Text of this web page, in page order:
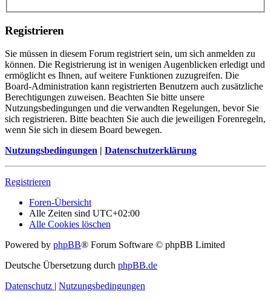
Registrieren
Sie müssen in diesem Forum registriert sein, um sich anmelden zu
können. Die Registrierung ist in wenigen Augenblicken erledigt und
ermöglicht es Ihnen, auf weitere Funktionen zuzugreifen. Die
Board-Administration kann registrierten Benutzern auch zusätzliche
Berechtigungen zuweisen. Beachten Sie bitte unsere
Nutzungsbedingungen und die verwandten Regelungen, bevor Sie
sich registrieren. Bitte beachten Sie auch die jeweiligen Forenregeln,
wenn Sie sich in diesem Board bewegen.
Nutzungsbedingungen | Datenschutzerklärung
Registrieren
Foren-Übersicht
Alle Zeiten sind UTC+02:00
Alle Cookies löschen
Powered by phpBB® Forum Software © phpBB Limited
Deutsche Übersetzung durch phpBB.de
Datenschutz | Nutzungsbedingungen